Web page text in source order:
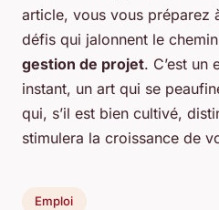
article, vous vous préparez
défis qui jalonnent le
gestion de projet. C’est un
instant, un art qui se
qui, s’il est bien cultivé,
stimulera la croissance de
Emploi